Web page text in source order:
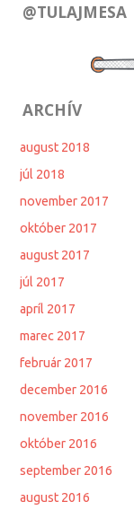
@TULAJMESA
ARCHÍV
august 2018
júl 2018
november 2017
október 2017
august 2017
júl 2017
apríl 2017
marec 2017
február 2017
december 2016
november 2016
október 2016
september 2016
august 2016